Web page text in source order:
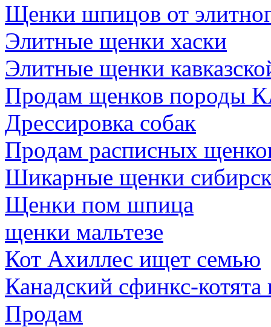
Щенки шпицов от
Элитные щенки хаски
Элитные щенки
Продам щенков породы
Дрессировка собак
Продам расписных
Шикарные щенки
Щенки пом шпица
щенки мальтезе
Кот Ахиллес ищет семью
Канадский сфинкс-
Продам